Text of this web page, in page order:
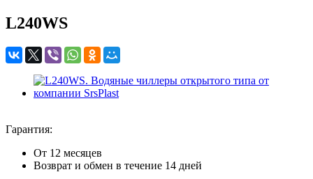
L240WS
Гарантия:
От 12 месяцев
Возврат и обмен в течение 14 дней